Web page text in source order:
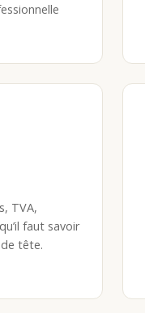
TVA,
faut savoir
tête.